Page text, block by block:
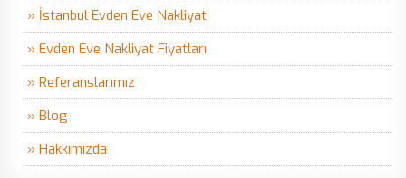
» İstanbul Evden Eve Nakliyat
» Evden Eve Nakliyat Fiyatları
» Referanslarımız
» Blog
» Hakkımızda